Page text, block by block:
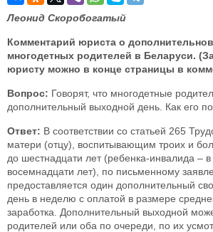
Леонид Скоробогатый
Комментарий юриста о
многодетных родителей в Беларуси.
юристу можно в конце страницы в
Вопрос: Говорят, что многодетные
дополнительный выходной день. Как его
Ответ: В соответствии со статьей 265
матери (отцу), воспитывающим троих и
до шестнадцати лет (ребенка-инвалида – в
восемнадцати лет), по письменному
предоставляется один дополнительный
день в неделю с оплатой в размере
заработка. Дополнительный выходной
родителей или оба по очереди, по их